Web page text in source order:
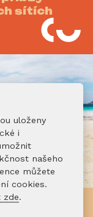
sítích
uloženy
i
našeho
můžete
cookies.
zde.